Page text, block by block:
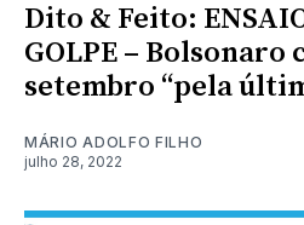
Dito & Feito:
GOLPE – Bolsonaro
setembro “pela
MÁRIO ADOLFO FILHO
julho 28, 2022